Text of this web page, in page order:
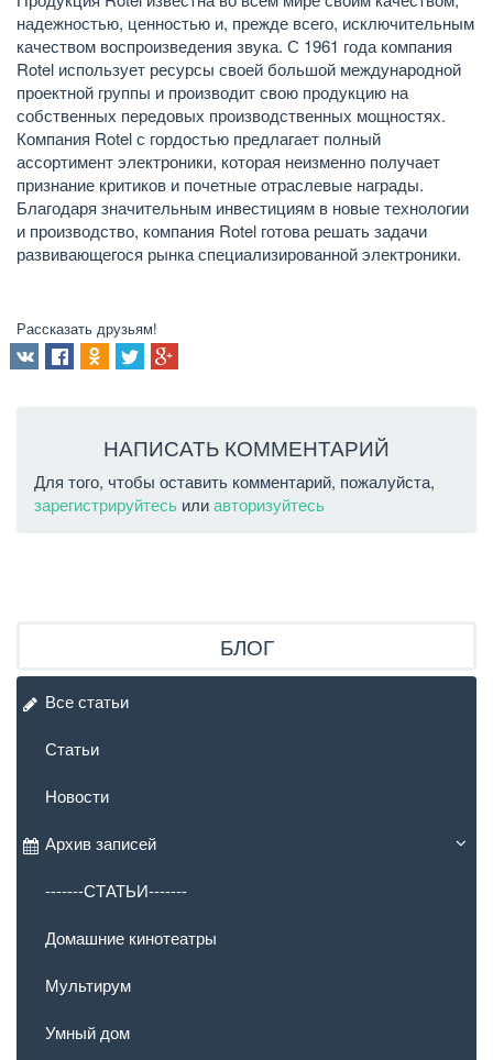
надежностью, ценностью и, прежде всего, исключительным
качеством воспроизведения звука. С 1961 года компания
Rotel использует ресурсы своей большой международной
проектной группы и производит свою продукцию на
собственных передовых производственных мощностях.
Компания Rotel с гордостью предлагает полный
ассортимент электроники, которая неизменно получает
признание критиков и почетные отраслевые награды.
Благодаря значительным инвестициям в новые технологии
и производство, компания Rotel готова решать задачи
развивающегося рынка специализированной электроники.
Рассказать друзьям!
НАПИСАТЬ КОММЕНТАРИЙ
Для того, чтобы оставить комментарий, пожалуйста,
зарегистрируйтесь илиавторизуйтесь
БЛОГ
Все статьи
Статьи
Новости
Архив записей
-------СТАТЬИ-------
Домашние кинотеатры
Мультирум
Умный дом